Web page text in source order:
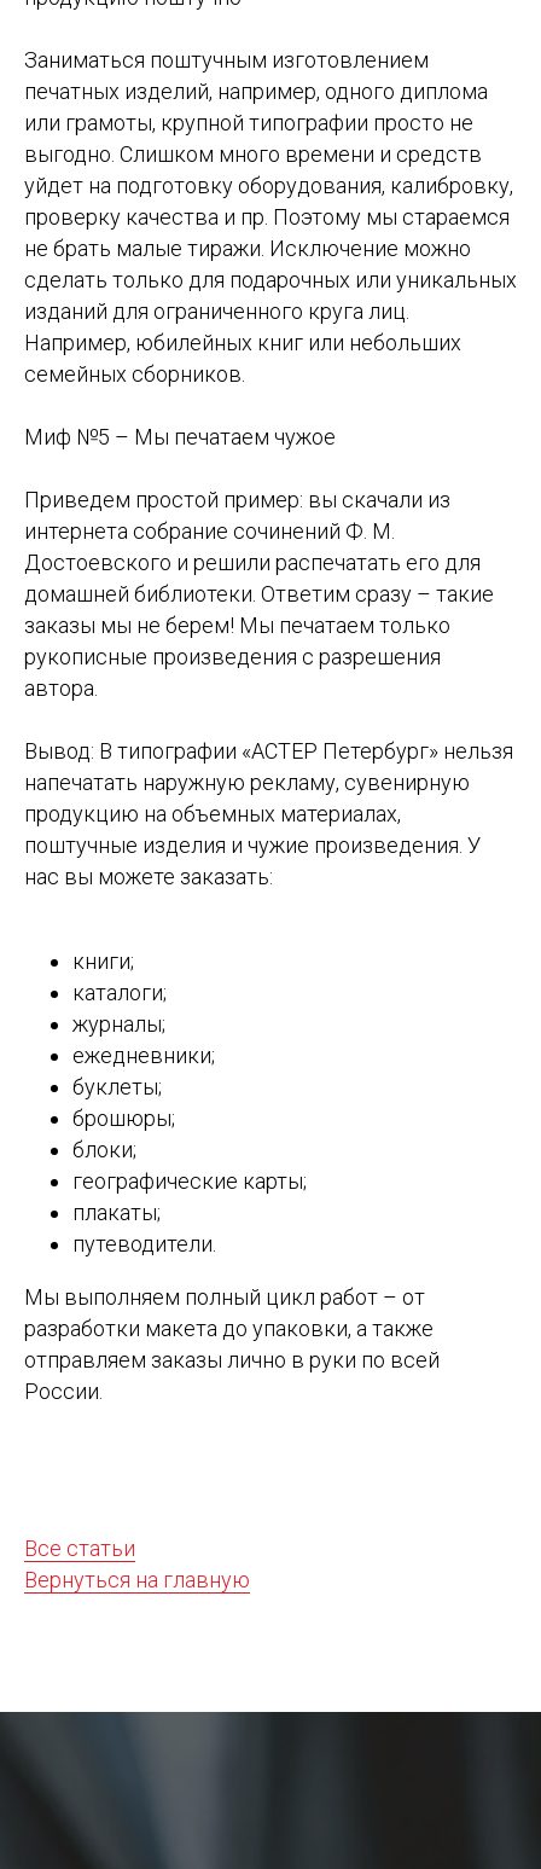
Заниматься поштучным изготовлением
печатных изделий, например, одного диплома
или грамоты, крупной типографии просто не
выгодно. Слишком много времени и средств
уйдет на подготовку оборудования, калибровку,
проверку качества и пр. Поэтому мы стараемся
не брать малые тиражи. Исключение можно
сделать только для подарочных или уникальных
изданий для ограниченного круга лиц.
Например, юбилейных книг или небольших
семейных сборников.
Миф №5 – Мы печатаем чужое
Приведем простой пример: вы скачали из
интернета собрание сочинений Ф. М.
Достоевского и решили распечатать его для
домашней библиотеки. Ответим сразу – такие
заказы мы не берем! Мы печатаем только
рукописные произведения с разрешения
автора.
Вывод: В типографии «АСТЕР Петербург» нельзя
напечатать наружную рекламу, сувенирную
продукцию на объемных материалах,
поштучные изделия и чужие произведения. У
нас вы можете заказать:
книги;
каталоги;
журналы;
ежедневники;
буклеты;
брошюры;
блоки;
географические карты;
плакаты;
путеводители.
Мы выполняем полный цикл работ – от
разработки макета до упаковки, а также
отправляем заказы лично в руки по всей
России.
Все статьи
Вернуться на главную